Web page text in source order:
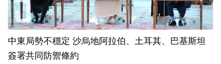
中東局勢不穩定 沙烏地阿拉伯、土耳其、巴基斯坦
簽署共同防禦條約